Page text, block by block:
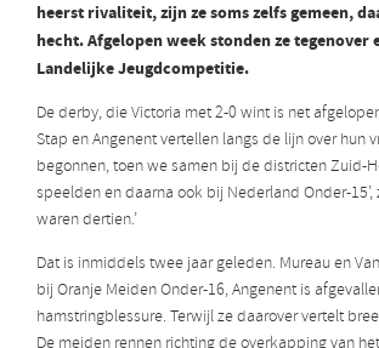
heerst rivaliteit, zijn ze soms zelfs gemeen,
hecht. Afgelopen week stonden ze tegenover
Landelijke Jeugdcompetitie.
De derby, die Victoria met 2-0 wint is net
Stap en Angenent vertellen langs de lijn over hun
begonnen, toen we samen bij de districten Zuid-
speelden en daarna ook bij Nederland Onder-15’,
waren dertien.’
Dat is inmiddels twee jaar geleden. Mureau en
bij Oranje Meiden Onder-16, Angenent is
hamstringblessure. Terwijl ze daarover vertelt